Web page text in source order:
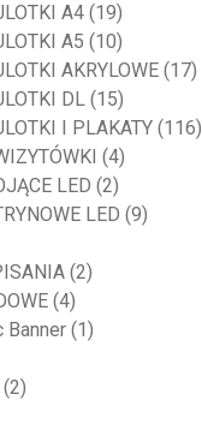
A4 (19)
A5 (10)
AKRYLOWE (17)
DL (15)
I PLAKATY (116)
(4)
LED (2)
LED (9)
(2)
(4)
Banner (1)
(2)